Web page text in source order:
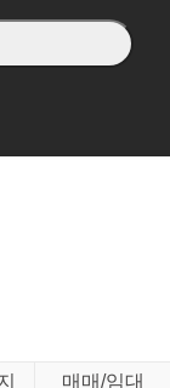
매매/임대